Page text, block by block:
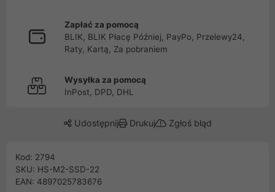
Zapłać za pomocą
BLIK, BLIK Płacę Później, PayPo, Przelewy24,
Raty, Kartą, Za pobraniem
Wysyłka za pomocą
InPost, DPD, DHL
Udostępnij Drukuj Zgłoś błąd
Kod: 2794
SKU: HS-M2-SSD-22
EAN: 4897025783676